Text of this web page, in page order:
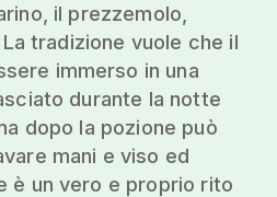
il prezzemolo,
La tradizione vuole che il
immerso in una
durante la notte
dopo la pozione può
mani e viso ed
è un vero e proprio rito